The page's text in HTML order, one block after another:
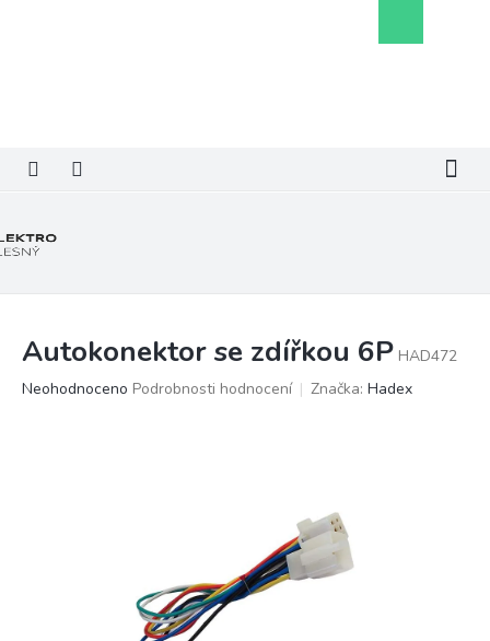
košík
Autokonektor se zdířkou 6P HAD472
Průměrné
Neohodnoceno Podrobnosti hodnocení Značka: Hadex